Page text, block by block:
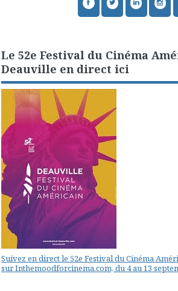
Le 52e Festival du Cinéma
Deauville en direct ici
Suivez en direct le 52e Festival du Cinéma
sur Inthemoodforcinema.com, du 4 au 13